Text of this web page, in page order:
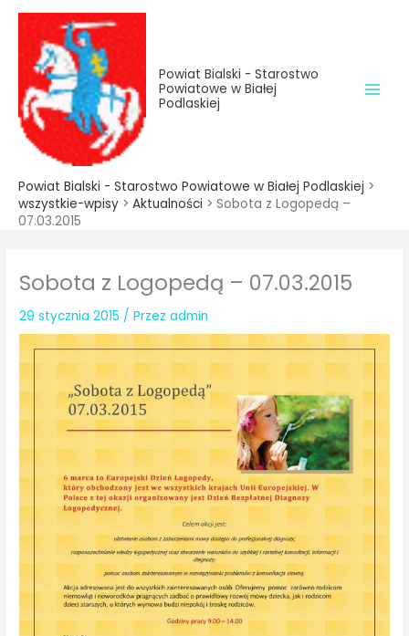
treści
Przejdź
treści
Powiat Bialski - Starostwo
Powiatowe w Białej
Podlaskiej
Powiat Bialski - Starostwo Powiatowe w Białej Podlaskiej >
wszystkie-wpisy > Aktualności > Sobota z Logopedą –
07.03.2015
Sobota z Logopedą – 07.03.2015
29 stycznia 2015 / Przezadmin